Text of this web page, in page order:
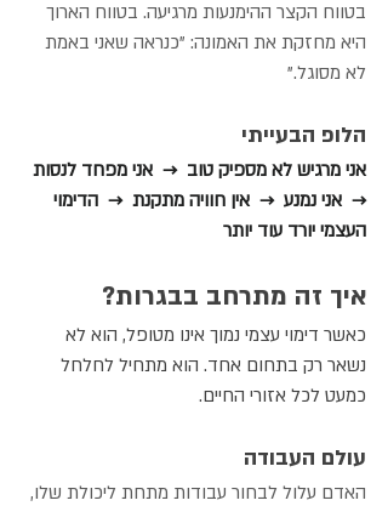
בטווח הקצר ההימנעות מרגיעה. בטווח הארוך
היא מחזקת את האמונה: "כנראה שאני באמת
לא מסוגל."
הלופ הבעייתי
אני מרגיש לא מספיק טוב  →  אני מפחד לנסות
→  אני נמנע  →  אין חוויה מתקנת  →  הדימוי
העצמי יורד עוד יותר
איך זה מתרחב בבגרות?
כאשר דימוי עצמי נמוך אינו מטופל, הוא לא
נשאר רק בתחום אחד. הוא מתחיל לחלחל
כמעט לכל אזורי החיים.
עולם העבודה
האדם עלול לבחור עבודות מתחת ליכולת שלו,